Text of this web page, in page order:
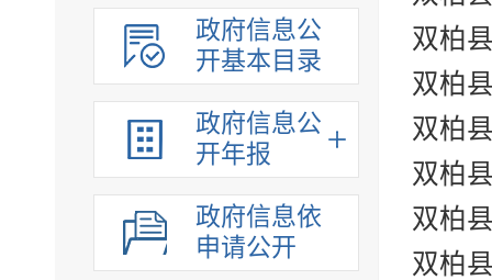
政府信息公
开基本目录
政府信息公
开年报
政府信息依
申请公开
双柏
双柏
双柏
双柏
双柏
双柏